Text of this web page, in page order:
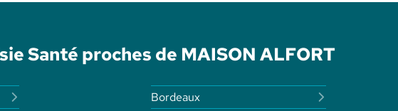
Santé proches de MAISON ALFORT
Bordeaux